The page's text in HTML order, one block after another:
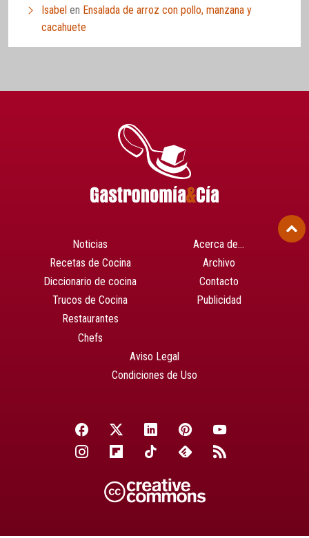
Isabel en Ensalada de arroz con pollo, manzana y
cacahuete
Noticias
Recetas de Cocina
Diccionario de cocina
Trucos de Cocina
Restaurantes
Chefs
Acerca de…
Archivo
Contacto
Publicidad
Aviso Legal
Condiciones de Uso